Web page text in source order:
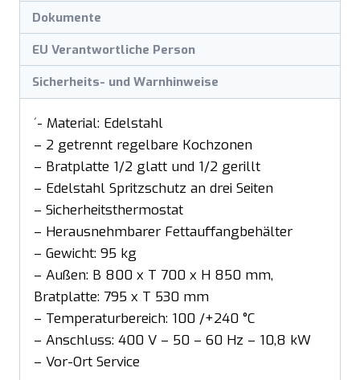
Dokumente
EU Verantwortliche Person
Sicherheits- und Warnhinweise
´- Material: Edelstahl
– 2 getrennt regelbare Kochzonen
– Bratplatte 1/2 glatt und 1/2 gerillt
– Edelstahl Spritzschutz an drei Seiten
– Sicherheitsthermostat
– Herausnehmbarer Fettauffangbehälter
– Gewicht: 95 kg
– Außen: B 800 x T 700 x H 850 mm,
Bratplatte: 795 x T 530 mm
– Temperaturbereich: 100 /+240 °C
– Anschluss: 400 V – 50 – 60 Hz – 10,8 kW
– Vor-Ort Service